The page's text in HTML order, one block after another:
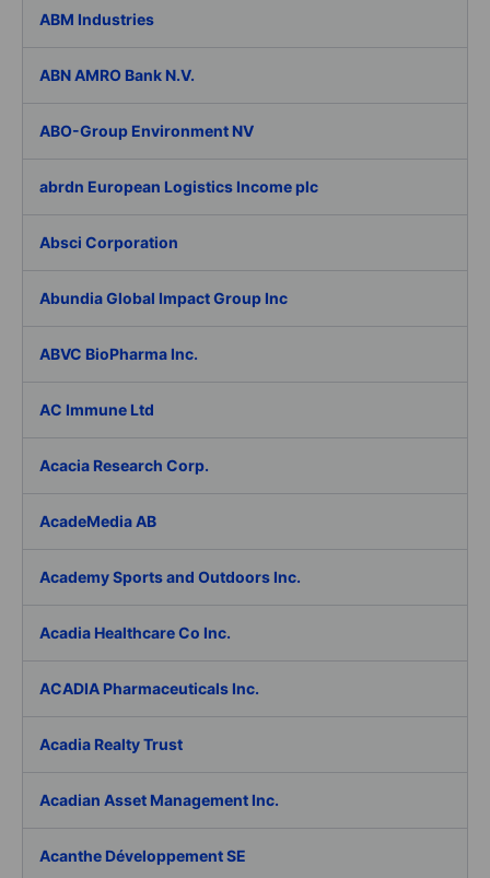
ABM Industries
ABN AMRO Bank N.V.
ABO-Group Environment NV
abrdn European Logistics Income plc
Absci Corporation
Abundia Global Impact Group Inc
ABVC BioPharma Inc.
AC Immune Ltd
Acacia Research Corp.
AcadeMedia AB
Academy Sports and Outdoors Inc.
Acadia Healthcare Co Inc.
ACADIA Pharmaceuticals Inc.
Acadia Realty Trust
Acadian Asset Management Inc.
Acanthe Développement SE